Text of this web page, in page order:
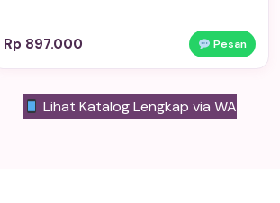
Rp 897.000 Pesan
Lihat Katalog Lengkap via WA